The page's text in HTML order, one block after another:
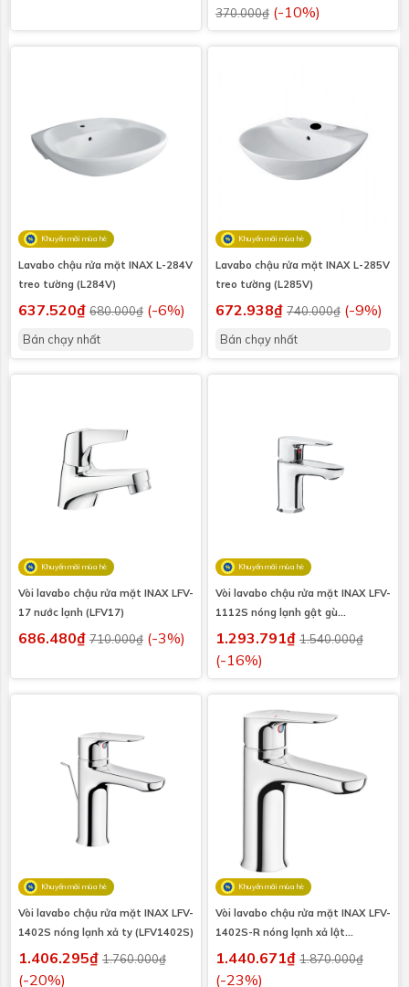
370.000₫ (-10%)
Khuyến mãi mùa hè
Lavabo chậu rửa mặt INAX L-284V
treo tường (L284V)
637.520₫ 680.000₫ (-6%)
Bán chạy nhất
Khuyến mãi mùa hè
Lavabo chậu rửa mặt INAX L-285V
treo tường (L285V)
672.938₫ 740.000₫ (-9%)
Bán chạy nhất
Khuyến mãi mùa hè
Vòi lavabo chậu rửa mặt INAX LFV-
17 nước lạnh (LFV17)
686.480₫ 710.000₫ (-3%)
Khuyến mãi mùa hè
Vòi lavabo chậu rửa mặt INAX LFV-
1112S nóng lạnh gật gù
(LFV1112S)
1.293.791₫ 1.540.000₫
(-16%)
Khuyến mãi mùa hè
Vòi lavabo chậu rửa mặt INAX LFV-
1402S nóng lạnh xả ty (LFV1402S)
1.406.295₫ 1.760.000₫
(-20%)
Khuyến mãi mùa hè
Vòi lavabo chậu rửa mặt INAX LFV-
1402S-R nóng lạnh xả lật
(LFV1402SR)
1.440.671₫ 1.870.000₫
(-23%)